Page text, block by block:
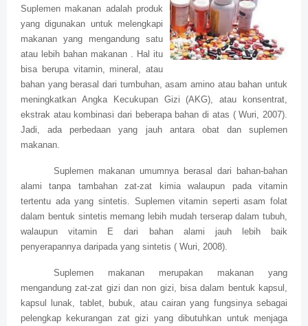
Suplemen makanan adalah produk
yang digunakan untuk melengkapi
makanan yang mengandung satu
atau lebih bahan makanan . Hal itu
bisa berupa vitamin, mineral, atau
bahan yang berasal dari tumbuhan, asam amino atau bahan untuk
meningkatkan Angka Kecukupan Gizi (AKG), atau konsentrat,
ekstrak atau kombinasi dari beberapa bahan di atas ( Wuri, 2007).
Jadi, ada perbedaan yang jauh antara obat dan suplemen
makanan.
Suplemen makanan umumnya berasal dari bahan-bahan
alami tanpa tambahan zat-zat kimia walaupun pada vitamin
tertentu ada yang sintetis. Suplemen vitamin seperti asam folat
dalam bentuk sintetis memang lebih mudah terserap dalam tubuh,
walaupun vitamin E dari bahan alami jauh lebih baik
penyerapannya daripada yang sintetis ( Wuri, 2008).
Suplemen makanan merupakan makanan yang
mengandung zat-zat gizi dan non gizi, bisa dalam bentuk kapsul,
kapsul lunak, tablet, bubuk, atau cairan yang fungsinya sebagai
pelengkap kekurangan zat gizi yang dibutuhkan untuk menjaga